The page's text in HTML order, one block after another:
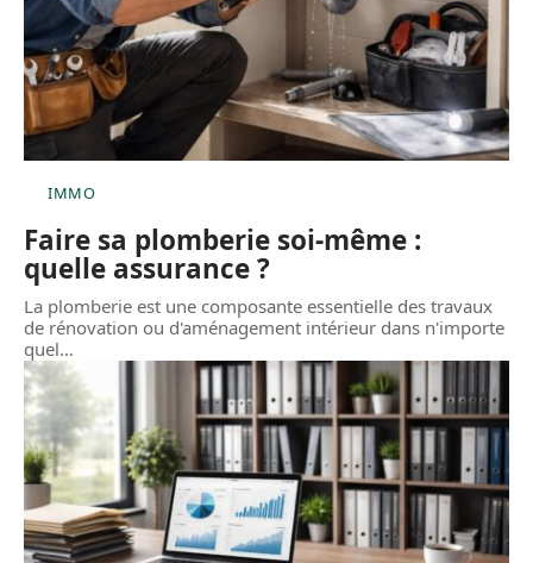
IMMO
Faire sa plomberie soi-même :
quelle assurance ?
La plomberie est une composante essentielle des travaux
de rénovation ou d'aménagement intérieur dans n'importe
quel…